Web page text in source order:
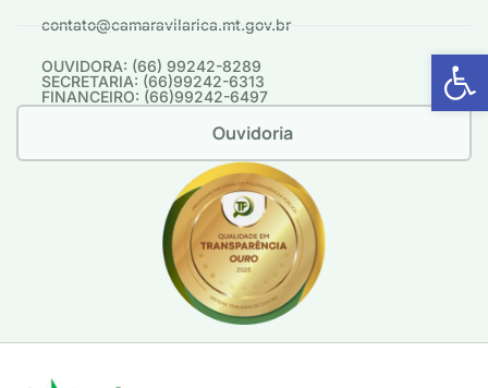
Abrir
contato@camaravilarica.mt.gov.br
OUVIDORA: (66) 99242-8289
SECRETARIA: (66)99242-6313
FINANCEIRO: (66)99242-6497
Ouvidoria